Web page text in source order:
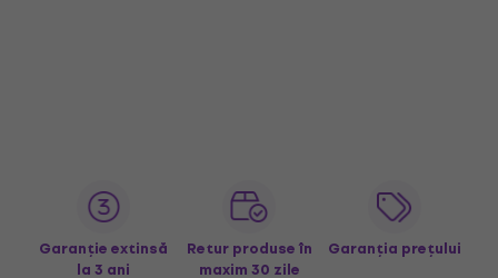
Garanție extinsă
la 3 ani
Retur produse în
maxim 30 zile
Garanția prețului